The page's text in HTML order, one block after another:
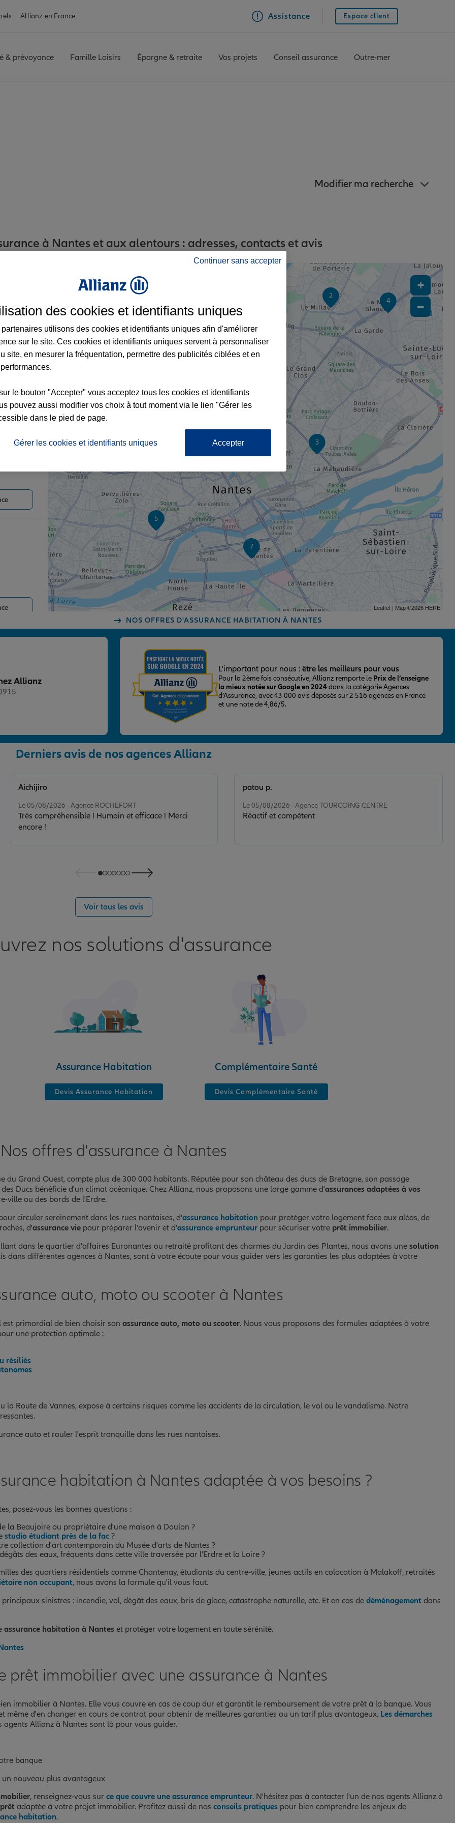
Allianz en France Assistance Espace client
& prévoyance Famille Loisirs Épargne & retraite Vos projets Conseil assurance Outre-mer
Modifier ma recherche
à Nantes et aux alentours : adresses, contacts et avis
7
5
4
2
3
+
−
Leaflet| Map ©2026 HERE
NOS OFFRES D'ASSURANCE HABITATION À NANTES
Allianz
L'important pour nous : être les meilleurs pour vous
Pour la 2ème fois consécutive, Allianz remporte le Prix de l’enseigne
la mieux notée sur Google en 2024dans la catégorie Agences
d’Assurance, avec 43 000 avis déposés sur 2 516 agences en France
et une note de 4,86/5.
Derniers avis de nos agences Allianz
Le 05/08/2026 - Agence ROCHEFORT
Très compréhensible ! Humain et efficace ! Merci
encore !
Aichijiro
Le 05/08/2026 - Agence TOURCOING CENTRE
Réactif et compétent
patou p.
Voir tous les avis
nos solutions d'assurance
Assurance Habitation
Devis Assurance Habitation
Complémentaire Santé
Devis Complémentaire Santé
Nos offres d'assurance à Nantes
Grand Ouest, compte plus de 300 000 habitants. Réputée pour son château des ducs de Bretagne, son passage
Ducs bénéficie d'un climat océanique. Chez Allianz, nous proposons une large gamme d'assurances adaptées à vos
ville ou des bords de l'Erdre.
circuler sereinement dans les rues nantaises, d'assurance habitation pour protéger votre logement face aux aléas, de
d'assurance vie pour préparer l'avenir et d'assurance emprunteur pour sécuriser votre prêt immobilier.
dans le quartier d'affaires Euronantes ou retraité profitant des charmes du Jardin des Plantes, nous avons une solution
dans différentes agences à Nantes, sont à votre écoute pour vous guider vers les garanties les plus adaptées à votre
auto, moto ou scooter à Nantes
est primordial de bien choisir son assurance auto, moto ou scooter. Nous vous proposons des formules adaptées à votre
une protection optimale :
résiliés
la Route de Vannes, expose à certains risques comme les accidents de la circulation, le vol ou le vandalisme. Notre
auto et rouler l'esprit tranquille dans les rues nantaises.
habitation à Nantes adaptée à vos besoins ?
posez-vous les bonnes questions :
la Beaujoire ou propriétaire d'une maison à Doulon ?
studio étudiant près de la fac ?
collection d'art contemporain du Musée d'arts de Nantes ?
des eaux, fréquents dans cette ville traversée par l'Erdre et la Loire ?
des quartiers résidentiels comme Chantenay, étudiants du centre-ville, jeunes actifs en colocation à Malakoff, retraités
non occupant, nous avons la formule qu'il vous faut.
sinistres : incendie, vol, dégât des eaux, bris de glace, catastrophe naturelle, etc. Et en cas de déménagement dans
assurance habitation à Nantes et protéger votre logement en toute sérénité.
prêt immobilier avec une assurance à Nantes
immobilier à Nantes. Elle vous couvre en cas de coup dur et garantit le remboursement de votre prêt à la banque. Vous
même d'en changer en cours de contrat pour obtenir de meilleures garanties ou un tarif plus avantageux. Les démarches
agents Allianz à Nantes sont là pour vous guider.
banque
nouveau plus avantageux
, renseignez-vous sur ce que couvre une assurance emprunteur. N'hésitez pas à contacter l'un de nos agents Allianz à
adaptée à votre projet immobilier. Profitez aussi de nos conseils pratiques pour bien comprendre les enjeux de
habitation.
Continuer sans accepter
des cookies et identifiants uniques
partenaires utilisons des cookies et identifiants uniques afin d'améliorer
sur le site. Ces cookies et identifiants uniques servent à personnaliser
site, en mesurer la fréquentation, permettre des publicités ciblées et en
le bouton "Accepter" vous acceptez tous les cookies et identifiants
pouvez aussi modifier vos choix à tout moment via le lien "Gérer les
dans le pied de page.
Gérer les cookies et identifiants uniques Accepter